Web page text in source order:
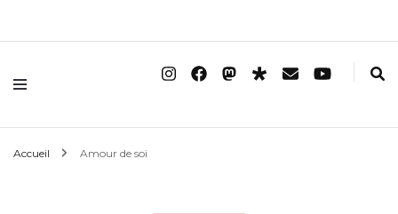
Accueil Amour de soi